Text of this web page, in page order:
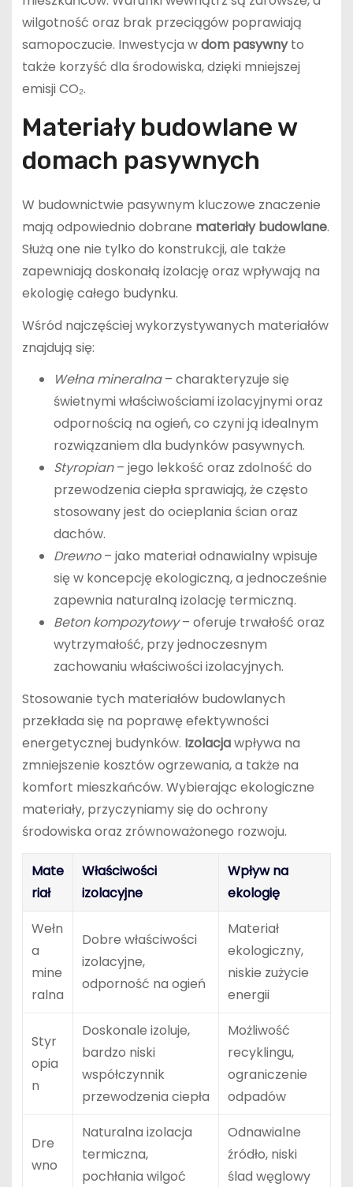
wilgotność oraz brak przeciągów poprawiają
samopoczucie. Inwestycja wdom pasywnyto
także korzyść dla środowiska, dzięki mniejszej
emisji CO₂.
Materiały budowlane w
domach pasywnych
W budownictwie pasywnym kluczowe znaczenie
mają odpowiednio dobrane materiały budowlane.
Służą one nie tylko do konstrukcji, ale także
zapewniają doskonałą izolację oraz wpływają na
ekologię całego budynku.
Wśród najczęściej wykorzystywanych materiałów
znajdują się:
Wełna mineralna– charakteryzuje się
świetnymi właściwościami izolacyjnymi oraz
odpornością na ogień, co czyni ją idealnym
rozwiązaniem dla budynków pasywnych.
Styropian– jego lekkość oraz zdolność do
przewodzenia ciepła sprawiają, że często
stosowany jest do ocieplania ścian oraz
dachów.
Drewno– jako materiał odnawialny wpisuje
się w koncepcję ekologiczną, a jednocześnie
zapewnia naturalną izolację termiczną.
Beton kompozytowy– oferuje trwałość oraz
wytrzymałość, przy jednoczesnym
zachowaniu właściwości izolacyjnych.
Stosowanie tych materiałów budowlanych
przekłada się na poprawę efektywności
energetycznej budynków. Izolacjawpływa na
zmniejszenie kosztów ogrzewania, a także na
komfort mieszkańców. Wybierając ekologiczne
materiały, przyczyniamy się do ochrony
środowiska oraz zrównoważonego rozwoju.
Mate
riał
Właściwości
izolacyjne
Wpływ na
ekologię
Wełn
a
mine
ralna
Dobre właściwości
izolacyjne,
odporność na ogień
Materiał
ekologiczny,
niskie zużycie
energii
Styr
opia
n
Doskonale izoluje,
bardzo niski
współczynnik
przewodzenia ciepła
Możliwość
recyklingu,
ograniczenie
odpadów
Dre
wno
Naturalna izolacja
termiczna,
pochłania wilgoć
Odnawialne
źródło, niski
ślad węglowy